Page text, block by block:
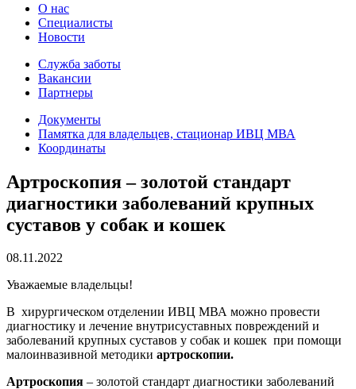
О нас
Специалисты
Новости
Служба заботы
Вакансии
Партнеры
Документы
Памятка для владельцев, стационар ИВЦ МВА
Координаты
Артроскопия – золотой стандарт
диагностики заболеваний крупных
суставов у собак и кошек
08.11.2022
Уважаемые владельцы!
В хирургическом отделении ИВЦ МВА можно провести
диагностику и лечение внутрисуставных повреждений и
заболеваний крупных суставов у собак и кошек при помощи
малоинвазивной методики артроскопии.
Артроскопия – золотой стандарт диагностики заболеваний